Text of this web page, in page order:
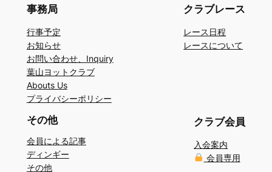
事務局
行事予定
お知らせ
お問い合わせ、Inquiry
葉山ヨットクラブ
Abouts Us
プライバシーポリシー
クラブレース
レース日程
レースについて
その他
会員による記事
ディンギー
その他
クラブ会員
入会案内
会員専用